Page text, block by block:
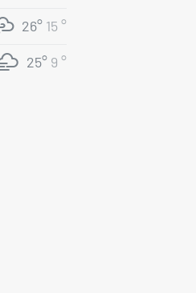
26° 15 °
25° 9 °